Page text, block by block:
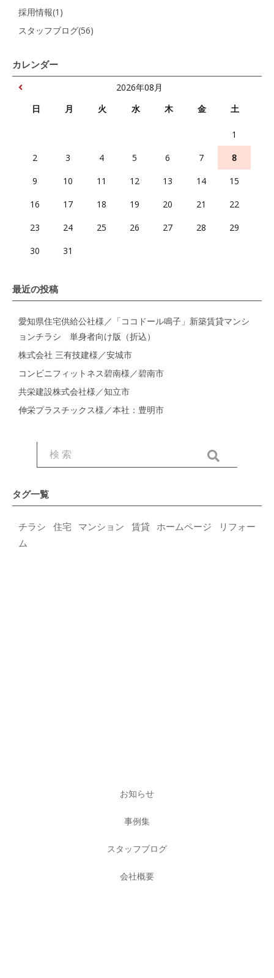
採用情報(1)
スタッフブログ(56)
カレンダー
2026年08月
日
月 火 水 木 金 土
1
2
3 4 5 6 7
8
9
10 11 12 13 14
15
16
17 18 19 20 21
22
23
24 25 26 27 28
29
30
31
最近の投稿
愛知県住宅供給公社様／「ココドール鳴子」新築賃貸マンシ
ョンチラシ 単身者向け版（折込）
株式会社 三有技建様／安城市
コンビニフィットネス碧南様／碧南市
共栄建設株式会社様／知立市
伸栄プラスチックス様／本社：豊明市
タグ一覧
チラシ 住宅 マンション 賃貸 ホームページ
リフォー
ム
お知らせ
事例集
スタッフブログ
会社概要